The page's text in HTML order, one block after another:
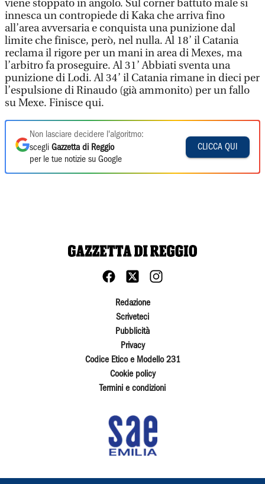
viene stoppato in angolo. Sul corner battuto male si
innesca un contropiede di Kaka che arriva fino
all’area avversaria e conquista una punizione dal
limite che finisce, però, nel nulla. Al 18’ il Catania
reclama il rigore per un mani in area di Mexes, ma
l’arbitro fa proseguire. Al 31’ Abbiati sventa una
punizione di Lodi. Al 34’ il Catania rimane in dieci per
l’espulsione di Rinaudo (già ammonito) per un fallo
su Mexe. Finisce qui.
Non lasciare decidere l'algoritmo:
scegli Gazzetta di Reggio
per le tue notizie su Google
CLICCA QUI
Redazione
Scriveteci
Pubblicità
Privacy
Codice Etico e Modello 231
Cookie policy
Termini e condizioni